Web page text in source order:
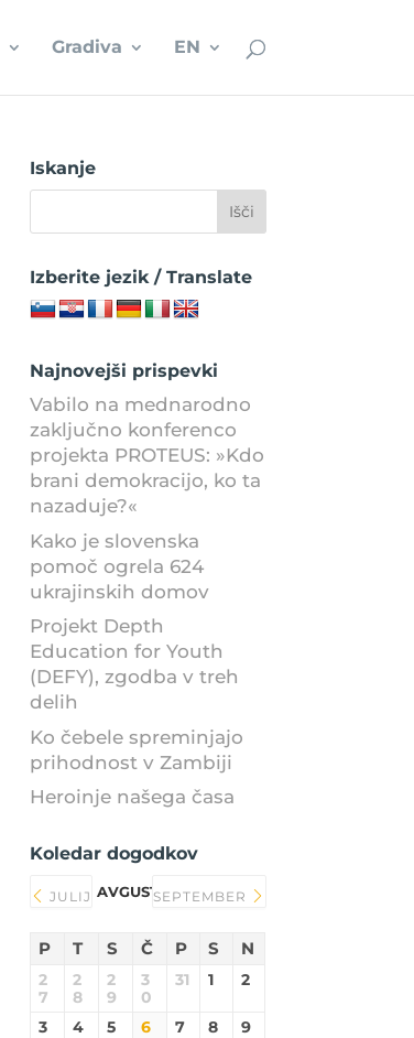
Gradiva EN
Iskanje
Izberite jezik / Translate
Najnovejši prispevki
Vabilo na mednarodno
zaključno konferenco
projekta PROTEUS: »Kdo
brani demokracijo, ko ta
nazaduje?«
Kako je slovenska
pomoč ogrela 624
ukrajinskih domov
Projekt Depth
Education for Youth
(DEFY), zgodba v treh
delih
Ko čebele spreminjajo
prihodnost v Zambiji
Heroinje našega časa
Koledar dogodkov
JULIJ AVGUST 2026SEPTEMBER
P T S Č P S N
2
7
2
8
2
9
3
0
31 1 2
3 4 5 6 7 8 9